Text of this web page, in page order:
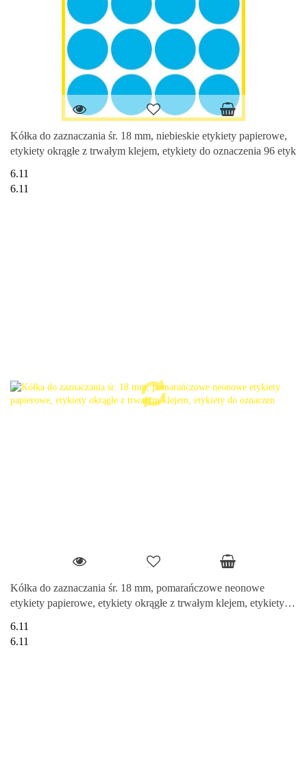
Kółka do zaznaczania śr. 18 mm, niebieskie etykiety papierowe,
etykiety okrągłe z trwałym klejem, etykiety do oznaczenia 96 etyk
6.11
6.11
Kółka do zaznaczania śr. 18 mm, pomarańczowe neonowe
etykiety papierowe, etykiety okrągłe z trwałym klejem, etykiety
6.11
6.11